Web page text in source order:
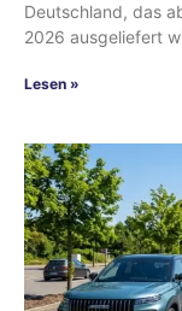
Deutschland, das
2026 ausgeliefert
Lesen »